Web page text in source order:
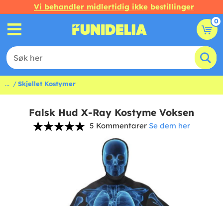
Vi behandler midlertidig ikke bestillinger
0
... Skjellet Kostymer
Falsk Hud X-Ray Kostyme Voksen
5 Kommentarer Se dem her